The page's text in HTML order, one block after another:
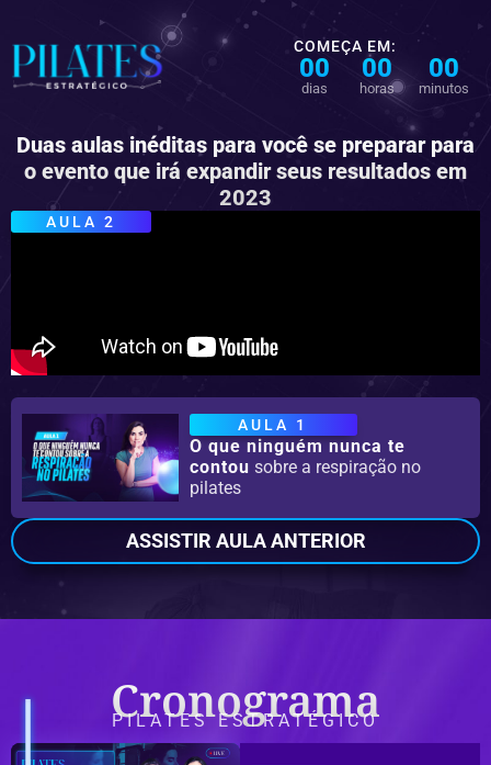
COMEÇA EM:
00
dias
00
horas
00
minutos
Duas aulas inéditas para você se preparar para
o evento que irá expandir seus resultados em
2023
AULA 2
AULA 1
O que ninguém nunca te
contou sobre a respiração no
pilates
ASSISTIR AULA ANTERIOR
Cronograma
PILATES ESTRATÉGICO